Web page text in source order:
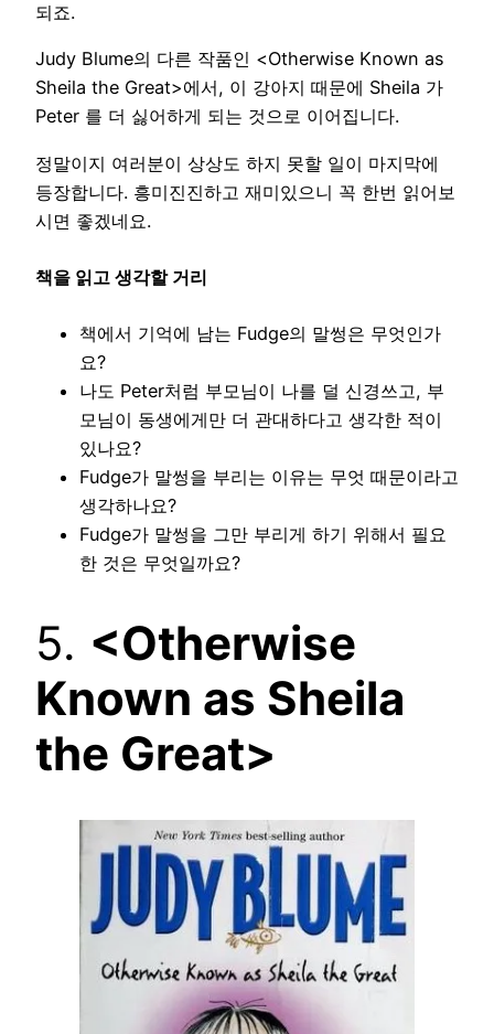
되죠.
Judy Blume의 다른 작품인 <Otherwise Known as
Sheila the Great>에서, 이 강아지 때문에 Sheila 가
Peter 를 더 싫어하게 되는 것으로 이어집니다.
정말이지 여러분이 상상도 하지 못할 일이 마지막에
등장합니다. 흥미진진하고 재미있으니 꼭 한번 읽어보
시면 좋겠네요.
책을 읽고 생각할 거리
책에서 기억에 남는 Fudge의 말썽은 무엇인가
요?
나도 Peter처럼 부모님이 나를 덜 신경쓰고, 부
모님이 동생에게만 더 관대하다고 생각한 적이
있나요?
Fudge가 말썽을 부리는 이유는 무엇 때문이라고
생각하나요?
Fudge가 말썽을 그만 부리게 하기 위해서 필요
한 것은 무엇일까요?
5. <Otherwise
Known as Sheila
the Great>